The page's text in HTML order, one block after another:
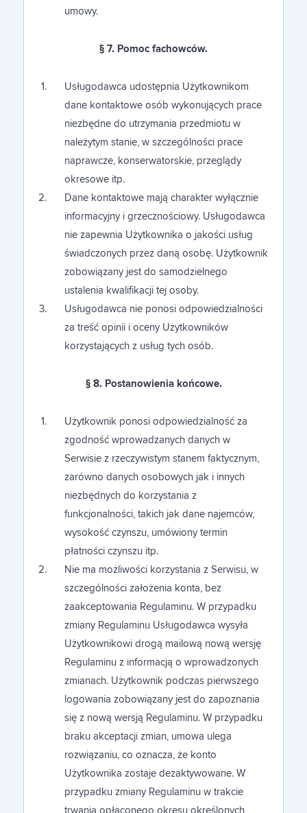
umowy.
§ 7. Pomoc fachowców.
Usługodawca udostępnia Użytkownikom
dane kontaktowe osób wykonujących prace
niezbędne do utrzymania przedmiotu w
należytym stanie, w szczególności prace
naprawcze, konserwatorskie, przeglądy
okresowe itp.
Dane kontaktowe mają charakter wyłącznie
informacyjny i grzecznościowy. Usługodawca
nie zapewnia Użytkownika o jakości usług
świadczonych przez daną osobę. Użytkownik
zobowiązany jest do samodzielnego
ustalenia kwalifikacji tej osoby.
Usługodawca nie ponosi odpowiedzialności
za treść opinii i oceny Użytkowników
korzystających z usług tych osób.
§ 8. Postanowienia końcowe.
Użytkownik ponosi odpowiedzialność za
zgodność wprowadzanych danych w
Serwisie z rzeczywistym stanem faktycznym,
zarówno danych osobowych jak i innych
niezbędnych do korzystania z
funkcjonalności, takich jak dane najemców,
wysokość czynszu, umówiony termin
płatności czynszu itp.
Nie ma możliwości korzystania z Serwisu, w
szczególności założenia konta, bez
zaakceptowania Regulaminu. W przypadku
zmiany Regulaminu Usługodawca wysyła
Użytkownikowi drogą mailową nową wersję
Regulaminu z informacją o wprowadzonych
zmianach. Użytkownik podczas pierwszego
logowania zobowiązany jest do zapoznania
się z nową wersją Regulaminu. W przypadku
braku akceptacji zmian, umowa ulega
rozwiązaniu, co oznacza, że konto
Użytkownika zostaje dezaktywowane. W
przypadku zmiany Regulaminu w trakcie
trwania opłaconego okresu określonych